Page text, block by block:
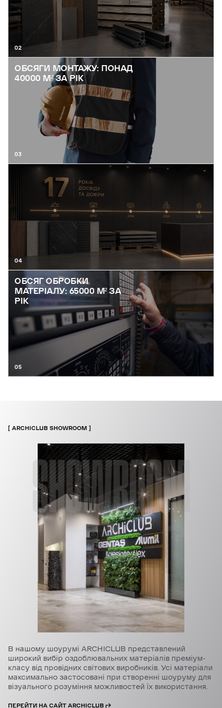
02
ОБСЯГИ МОНТАЖУ: ПОНАД
40000 М² ЗА РІК
03
04
ОБСЯГ ОБРОБКИ
МАТЕРІАЛУ: 65000 М² ЗА
РІК
05
SHOWROOM
ARCHICLUB SHOWROOM
В нашому шоурумі ARCHICLUB представлений
широкий вибір оздоблювальних матеріалів преміум-
класу від провідних світових виробників. Усі матеріали
максимально застосовані при створенні шоуруму для
візуального розуміння можливостей їх використання.
ПЕРЕЙТИ НА САЙТ ARCHICLUB